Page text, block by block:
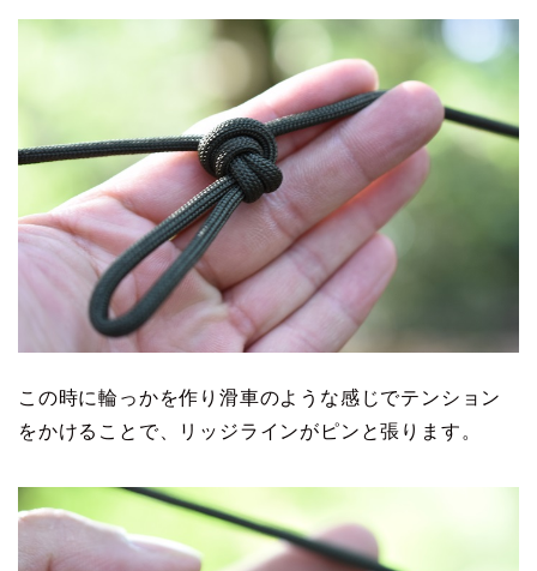
この時に輪っかを作り滑車のような感じでテンション
をかけることで、リッジラインがピンと張ります。